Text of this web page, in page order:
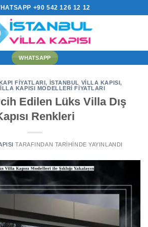
+90 542 126 12 12
WHATSAPP
FIYATLARI, İSTANBUL VILLA KAPISI,
KAPISI MODELLERI FIYATLARI
Edilen Lüks Villa Dış
Renkleri
TARAFINDAN TARIHINDE YAYINLANDI